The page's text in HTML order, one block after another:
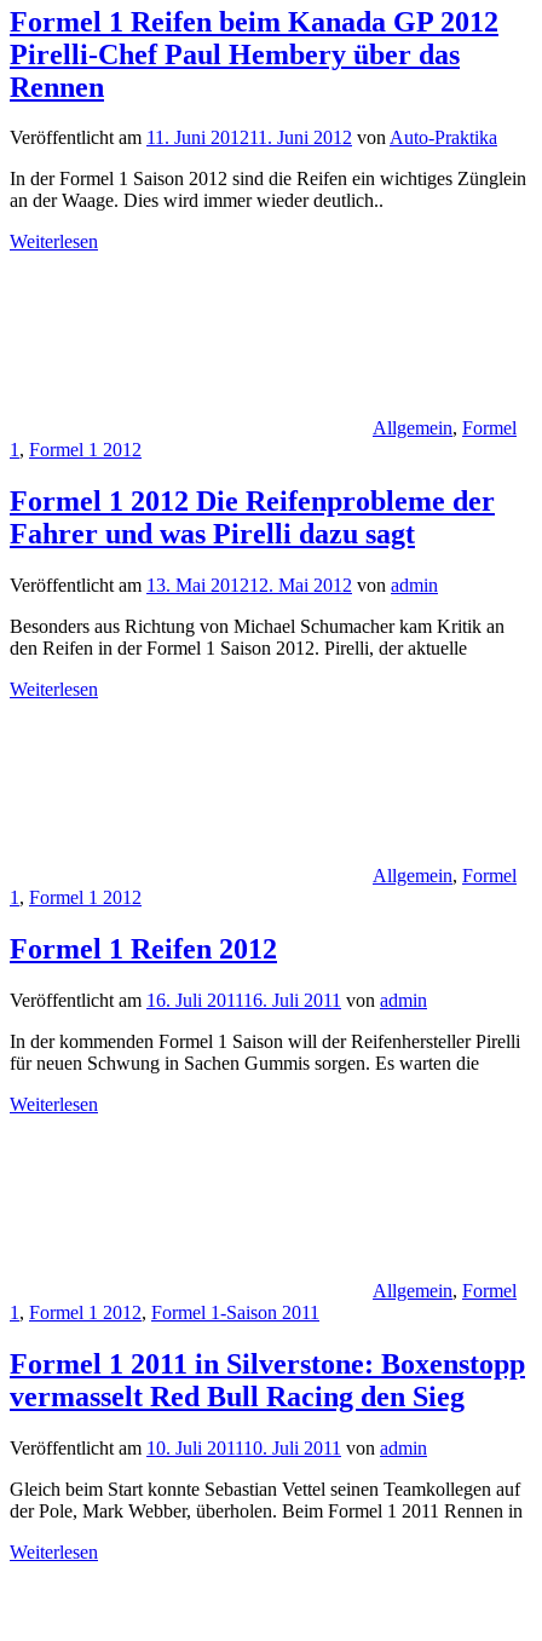
Formel 1 Reifen beim Kanada GP 2012
Pirelli-Chef Paul Hembery über das
Rennen
Veröffentlicht am 11. Juni 201211. Juni 2012 vonAuto-Praktika
In der Formel 1 Saison 2012 sind die Reifen ein wichtiges Zünglein
an der Waage. Dies wird immer wieder deutlich..
Weiterlesen
Allgemein, Formel
1, Formel 1 2012
Formel 1 2012 Die Reifenprobleme der
Fahrer und was Pirelli dazu sagt
Veröffentlicht am 13. Mai 201212. Mai 2012 von admin
Besonders aus Richtung von Michael Schumacher kam Kritik an
den Reifen in der Formel 1 Saison 2012. Pirelli, der aktuelle
Weiterlesen
Allgemein, Formel
1 , Formel 1 2012
Formel 1 Reifen 2012
Veröffentlicht am 16. Juli 201116. Juli 2011 von admin
In der kommenden Formel 1 Saison will der Reifenhersteller Pirelli
für neuen Schwung in Sachen Gummis sorgen. Es warten die
Weiterlesen
Allgemein, Formel
1 , Formel 1 2012, Formel 1-Saison 2011
Formel 1 2011 in Silverstone: Boxenstopp
vermasselt Red Bull Racing den Sieg
Veröffentlicht am 10. Juli 201110. Juli 2011 von admin
Gleich beim Start konnte Sebastian Vettel seinen Teamkollegen auf
der Pole, Mark Webber, überholen. Beim Formel 1 2011 Rennen in
Weiterlesen